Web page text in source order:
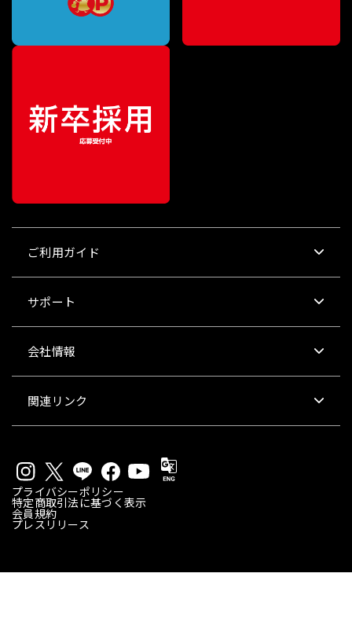
ご利用ガイド
サポート
会社情報
関連リンク
プライバシーポリシー
特定商取引法に基づく表示
会員規約
プレスリリース